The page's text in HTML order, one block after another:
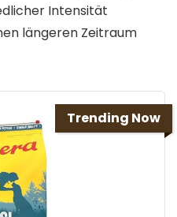
Intensität
längeren Zeitraum
Trending Now